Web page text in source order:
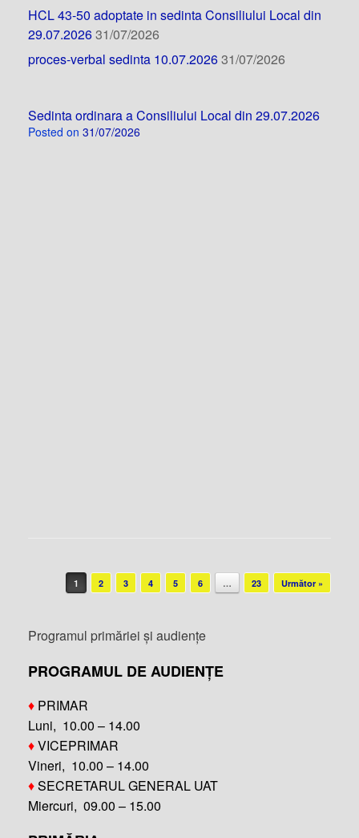
HCL 43-50 adoptate in sedinta Consiliului Local din
29.07.202631/07/2026
proces-verbal sedinta 10.07.202631/07/2026
Sedinta ordinara a Consiliului Local din 29.07.2026
Posted on 31/07/2026
Post navigation
1 2 3 4 5 6 … 23 Următor »
Programul primăriei și audiențe
PROGRAMUL DE AUDIENȚE
♦ PRIMAR
Luni, 10.00 – 14.00
♦VICEPRIMAR
Vineri, 10.00 – 14.00
♦SECRETARUL GENERAL UAT
Miercuri, 09.00 – 15.00